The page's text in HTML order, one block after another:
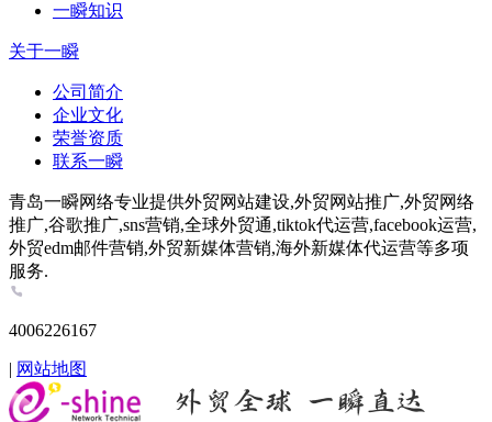
一瞬知识
关于一瞬
公司简介
企业文化
荣誉资质
联系一瞬
青岛一瞬网络专业提供外贸网站建设,外贸网站推广,外贸网络
推广,谷歌推广,sns营销,全球外贸通,tiktok代运营,facebook运营,
外贸edm邮件营销,外贸新媒体营销,海外新媒体代运营等多项
服务.
4006226167
| 网站地图